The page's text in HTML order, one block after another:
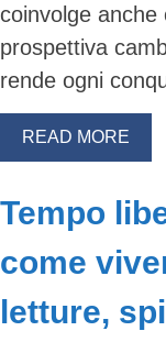
coinvolge
prospettiva
rende ogni
READ MORE
Tempo
come
letture,